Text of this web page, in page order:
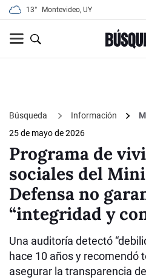
13° Montevideo, UY
Búsqueda Información
25 de mayo de 2026
Programa de
sociales del
Defensa no
“integridad y
Una auditoría detectó
hace 10 años y recomendó
asegurar la transparencia